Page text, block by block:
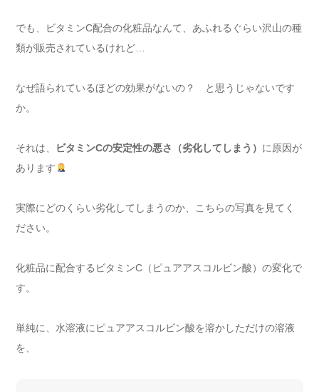
でも、ビタミンC配合の化粧品なんて、あふれるぐらい沢山の種
類が販売されているけれど…
なぜ語られているほどの効果がないの？ と思うじゃないです
か。
それは、 ビタミンCの安定性の悪さ（劣化してしまう） に原因が
あります
実際にどのくらい劣化してしまうのか、こちらの写真を見てく
ださい。
化粧品に配合するビタミンC（ピュアアスコルビン酸）の変化で
す。
単純に、水溶液にピュアアスコルビン酸を溶かしただけの溶液
を、